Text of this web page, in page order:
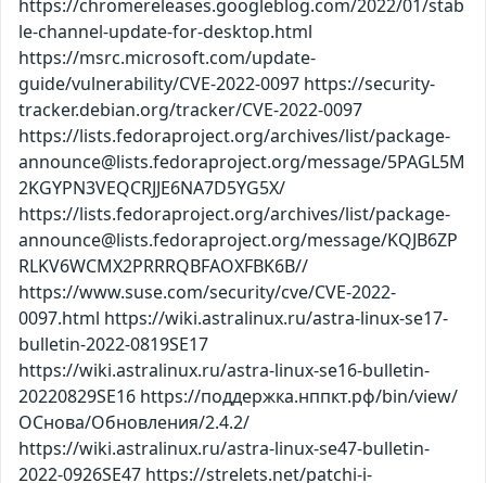
https://chromereleases.googleblog.com/2022/01/stab
le-channel-update-for-desktop.html
https://msrc.microsoft.com/update-
guide/vulnerability/CVE-2022-0097 https://security-
tracker.debian.org/tracker/CVE-2022-0097
https://lists.fedoraproject.org/archives/list/package-
announce@lists.fedoraproject.org/message/5PAGL5M
2KGYPN3VEQCRJJE6NA7D5YG5X/
https://lists.fedoraproject.org/archives/list/package-
announce@lists.fedoraproject.org/message/KQJB6ZP
RLKV6WCMX2PRRRQBFAOXFBK6B//
https://www.suse.com/security/cve/CVE-2022-
0097.html https://wiki.astralinux.ru/astra-linux-se17-
bulletin-2022-0819SE17
https://wiki.astralinux.ru/astra-linux-se16-bulletin-
20220829SE16 https://поддержка.нппкт.рф/bin/view/
ОСнова/Обновления/2.4.2/
https://wiki.astralinux.ru/astra-linux-se47-bulletin-
2022-0926SE47 https://strelets.net/patchi-i-